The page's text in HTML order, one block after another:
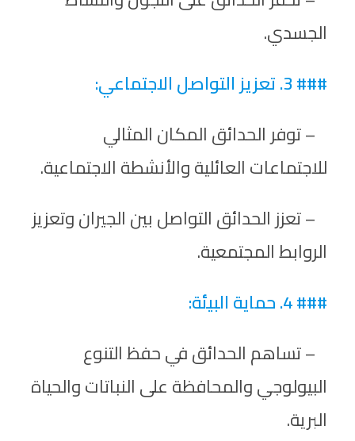
الجسدي.
### 3. تعزيز التواصل الاجتماعي:
– توفر الحدائق المكان المثالي
للاجتماعات العائلية والأنشطة الاجتماعية.
– تعزز الحدائق التواصل بين الجيران وتعزيز
الروابط المجتمعية.
### 4. حماية البيئة:
– تساهم الحدائق في حفظ التنوع
البيولوجي والمحافظة على النباتات والحياة
البرية.